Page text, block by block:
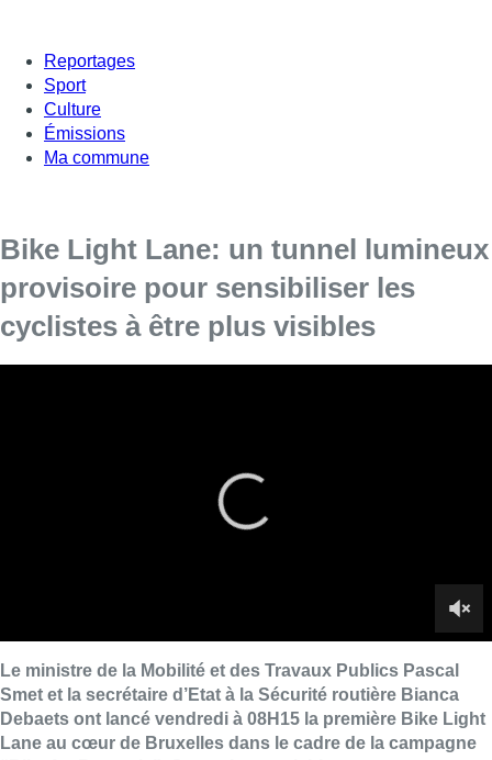
Reportages
Sport
Culture
Émissions
Ma commune
Bike Light Lane: un tunnel lumineux
provisoire pour sensibiliser les
cyclistes à être plus visibles
“Bike for Brussels”. Cette piste cyclable couverte
temporaire a été conçue pour sensibiliser les cyclistes à
l’importance d’un bon éclairage. Elle restera en place porte
Dans un container, un mur led interactif s’illumine à chaque
passage. Un cycliste interactif ouvre le passage et éclaire la
A la demande de la Région, l’association Pro-Velo a relevé que
24% des cyclistes n’ont aucun éclairage sur leur vélo. Ces
données ont été considérées comme un signal par Bianca
Debaets et Pascal Smet, qui ont estimé qu’avec l’arrivée de